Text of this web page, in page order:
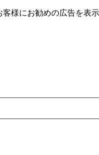
様にお勧めの広告を表